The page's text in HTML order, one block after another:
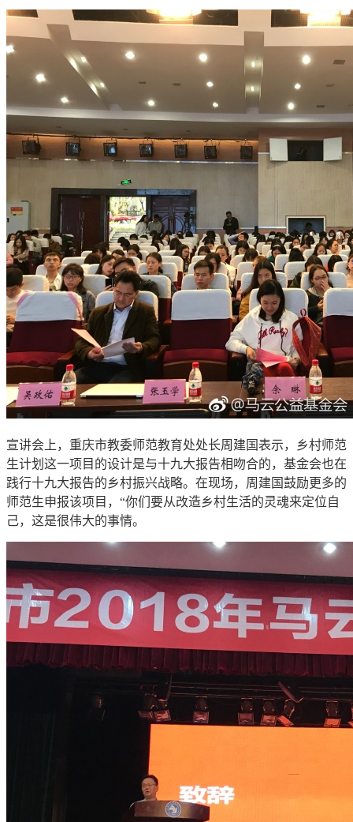
宣讲会上，重庆市教委师范教育处处长周建国表示，乡村师范
生计划这一项目的设计是与十九大报告相吻合的，基金会也在
践行十九大报告的乡村振兴战略。在现场，周建国鼓励更多的
师范生申报该项目，“你们要从改造乡村生活的灵魂来定位自
己，这是很伟大的事情。